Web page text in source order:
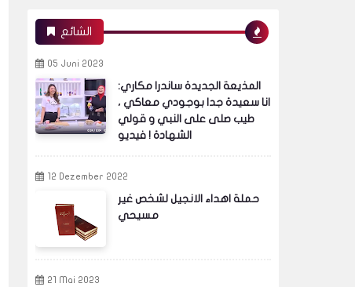
الشائع
05 Juni 2023
المذيعة الجديدة ساندرا مكاري:
انا سعيدة جدا بوجودي معاكي ،
طيب صلى على النبي و قولي
الشهادة ! فيديو
12 Dezember 2022
حملة اهداء الانجيل لشخص غير
مسيحي
21 Mai 2023